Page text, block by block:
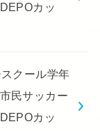
カッ
クール学年
民サッカー
カッ